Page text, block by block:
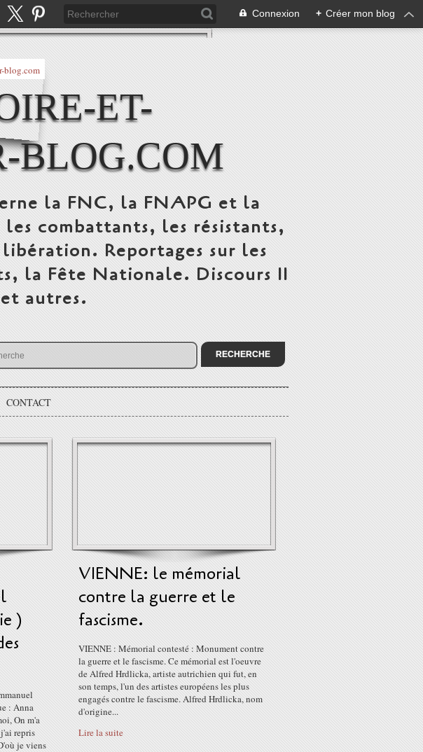
Connexion + Créer mon blog
ET-
BLOG.COM
la FNC, la FNAPG et la
les combattants, les résistants,
Reportages sur les
la Fête Nationale. Discours 11
autres.
CONTACT
)
: Anna
On m'a
repris
je viens
VIENNE: le mémorial
contre la guerre et le
fascisme.
VIENNE : Mémorial contesté : Monument contre
la guerre et le fascisme. Ce mémorial est l'oeuvre
de Alfred Hrdlicka, artiste autrichien qui fut, en
son temps, l'un des artistes européens les plus
engagés contre le fascisme. Alfred Hrdlicka, nom
d'origine...
Lire la suite